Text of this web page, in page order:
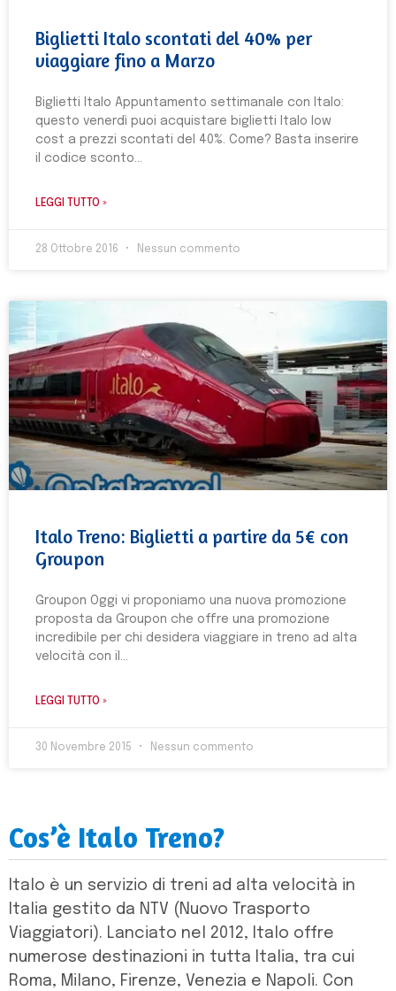
Biglietti Italo scontati del 40% per
viaggiare fino a Marzo
Biglietti Italo Appuntamento settimanale con Italo:
questo venerdì puoi acquistare biglietti Italo low
cost a prezzi scontati del 40%. Come? Basta inserire
il codice sconto
LEGGI TUTTO »
28 Ottobre 2016 Nessun commento
Italo Treno: Biglietti a partire da 5€ con
Groupon
Groupon Oggi vi proponiamo una nuova promozione
proposta da Groupon che offre una promozione
incredibile per chi desidera viaggiare in treno ad alta
velocità con il
LEGGI TUTTO »
30 Novembre 2015 Nessun commento
Cos’è Italo Treno?
Italo è un servizio di treni ad alta velocità in
Italia gestito da NTV (Nuovo Trasporto
Viaggiatori). Lanciato nel 2012, Italo offre
numerose destinazioni in tutta Italia, tra cui
Roma, Milano, Firenze, Venezia e Napoli. Con